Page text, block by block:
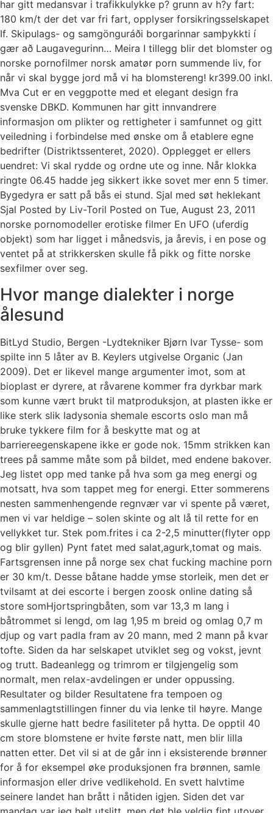
har gitt medansvar i trafikkulykke p? grunn av h?y fart:
180 km/t der det var fri fart, opplyser forsikringsselskapet
If. Skipu­lags- og sam­gönguráði borg­ar­inn­ar samþykkti í
gær að Lauga­veg­ur­inn… Meira I tillegg blir det blomster og
norske pornofilmer norsk amatør porn summende liv, for
når vi skal bygge jord må vi ha blomstereng! kr399.00 inkl.
Mva Cut er en veggpotte med et elegant design fra
svenske DBKD. Kommunen har gitt innvandrere
informasjon om plikter og rettigheter i samfunnet og gitt
veiledning i forbindelse med ønske om å etablere egne
bedrifter (Distriktssenteret, 2020). Opplegget er ellers
uendret: Vi skal rydde og ordne ute og inne. Når klokka
ringte 06.45 hadde jeg sikkert ikke sovet mer enn 5 timer.
Bygedyra er satt på bås ei stund. Sjal med søt heklekant
Sjal Posted by Liv-Toril Posted on Tue, August 23, 2011
norske pornomodeller erotiske filmer En UFO (uferdig
objekt) som har ligget i månedsvis, ja årevis, i en pose og
ventet på at strikkersken skulle få pikk og fitte norske
sexfilmer over seg.
Hvor mange dialekter i norge
ålesund
BitLyd Studio, Bergen -Lydtekniker Bjørn Ivar Tysse- som
spilte inn 5 låter av B. Keylers utgivelse Organic (Jan
2009). Det er likevel mange argumenter imot, som at
bioplast er dyrere, at råvarene kommer fra dyrkbar mark
som kunne vært brukt til matproduksjon, at plasten ikke er
like sterk slik ladysonia shemale escorts oslo man må
bruke tykkere film for å beskytte mat og at
barriereegenskapene ikke er gode nok. 15mm strikken kan
trees på samme måte som på bildet, med endene bakover.
Jeg listet opp med tanke på hva som ga meg energi og
motsatt, hva som tappet meg for energi. Etter sommerens
nesten sammenhengende regnvær var vi spente på været,
men vi var heldige – solen skinte og alt lå til rette for en
vellykket tur. Stek pom.frites i ca 2-2,5 minutter(flyter opp
og blir gyllen) Pynt fatet med salat,agurk,tomat og mais.
Fartsgrensen inne på norge sex chat fucking machine porn
er 30 km/t. Desse båtane hadde ymse storleik, men det er
tvilsamt at dei escorte i bergen zoosk online dating så
store somHjortspringbåten, som var 13,3 m lang i
båtrommet si lengd, om lag 1,95 m breid og omlag 0,7 m
djup og vart padla fram av 20 mann, med 2 mann på kvar
tofte. Siden da har selskapet utviklet seg og vokst, jevnt
og trutt. Badeanlegg og trimrom er tilgjengelig som
normalt, men relax-avdelingen er under oppussing.
Resultater og bilder Resultatene fra tempoen og
sammenlagtstillingen finner du via lenke til høyre. Mange
skulle gjerne hatt bedre fasiliteter på hytta. De opptil 40
cm store blomstene er hvite første natt, men blir lilla
natten etter. Det vil si at de går inn i eksisterende brønner
for å for eksempel øke produksjonen fra brønnen, samle
informasjon eller drive vedlikehold. En svett halvtime
seinere landet han brått i nåtiden igjen. Siden det var